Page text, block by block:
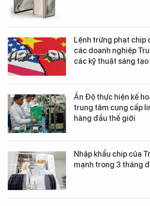
Lệnh trừng phạt chip
các doanh nghiệp
các kỹ thuật sáng tạo
Ấn Độ thực hiện kế
trung tâm cung cấp
hàng đầu thế giới
Nhập khẩu chip của
mạnh trong 3 tháng